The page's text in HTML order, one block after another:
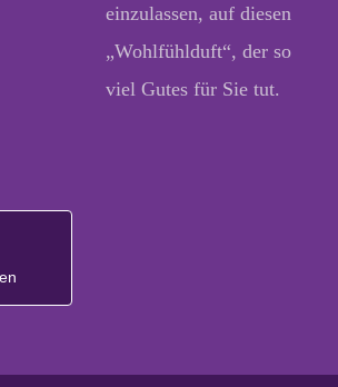
einzulassen, auf diesen
„Wohlfühlduft“, der so
viel Gutes für Sie tut.